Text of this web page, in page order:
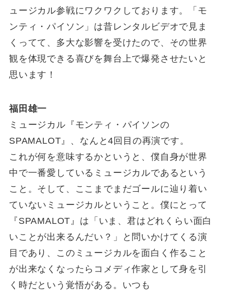
ュージカル参戦にワクワクしております。「モ
ンティ・パイソン」は昔レンタルビデオで見ま
くってて、多大な影響を受けたので、その世界
観を体現できる喜びを舞台上で爆発させたいと
思います！
福田雄一
ミュージカル『モンティ・パイソンの
SPAMALOT』、なんと4回目の再演です。
これが何を意味するかというと、僕自身が世界
中で一番愛しているミュージカルであるという
こと。そして、ここまでまだゴールに辿り着い
ていないミュージカルということ。僕にとって
『SPAMALOT』は「いま、君はどれくらい面白
いことが出来るんだい？」と問いかけてくる演
目であり、このミュージカルを面白く作ること
が出来なくなったらコメディ作家として身を引
く時だという覚悟がある。いつも